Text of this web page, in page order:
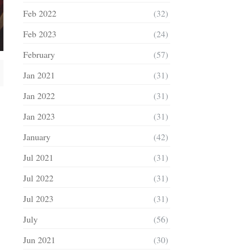
Feb 2022
(32)
Feb 2023
(24)
February
(57)
Jan 2021
(31)
Jan 2022
(31)
Jan 2023
(31)
January
(42)
Jul 2021
(31)
Jul 2022
(31)
Jul 2023
(31)
July
(56)
Jun 2021
(30)